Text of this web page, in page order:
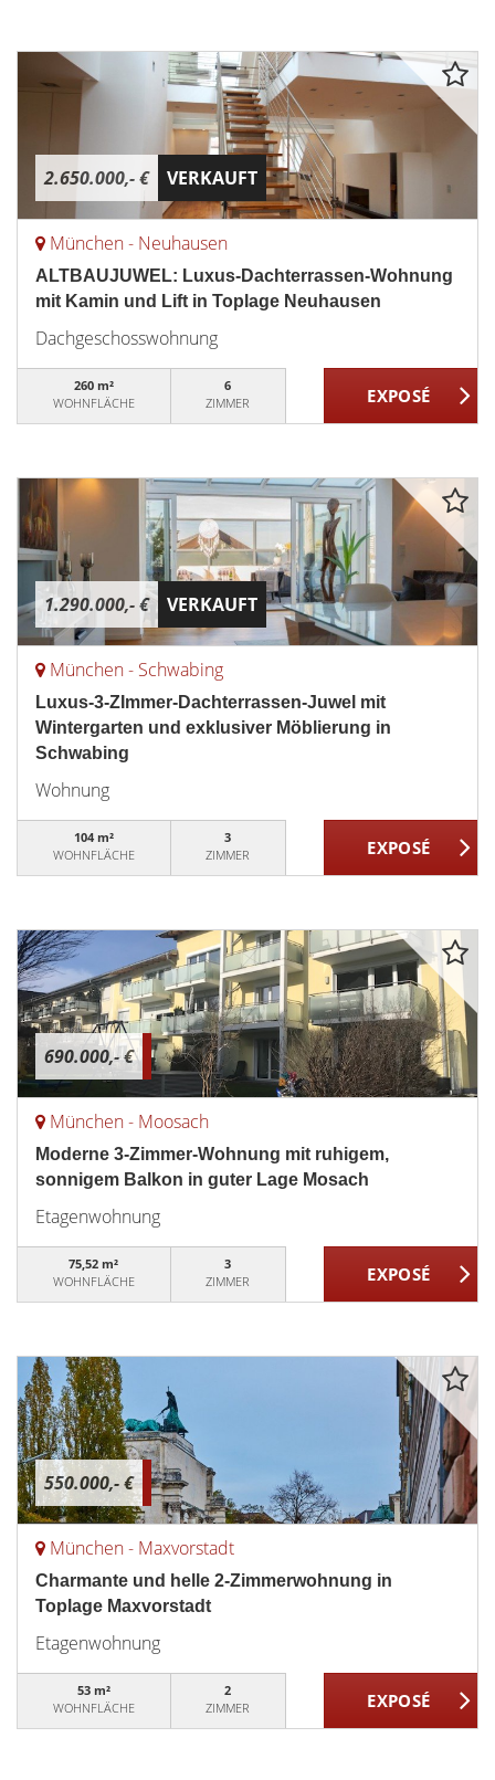
2.650.000,- € VERKAUFT
München - Neuhausen
ALTBAUJUWEL: Luxus-Dachterrassen-Wohnung
mit Kamin und Lift in Toplage Neuhausen
Dachgeschosswohnung
260 m²
WOHNFLÄCHE
6
ZIMMER
1.290.000,- € VERKAUFT
München - Schwabing
Luxus-3-ZImmer-Dachterrassen-Juwel mit
Wintergarten und exklusiver Möblierung in
Schwabing
Wohnung
104 m²
WOHNFLÄCHE
3
ZIMMER
690.000,- €
München - Moosach
Moderne 3-Zimmer-Wohnung mit ruhigem,
sonnigem Balkon in guter Lage Mosach
Etagenwohnung
75,52 m²
WOHNFLÄCHE
3
ZIMMER
550.000,- €
München - Maxvorstadt
Charmante und helle 2-Zimmerwohnung in
Toplage Maxvorstadt
Etagenwohnung
53 m²
WOHNFLÄCHE
2
ZIMMER